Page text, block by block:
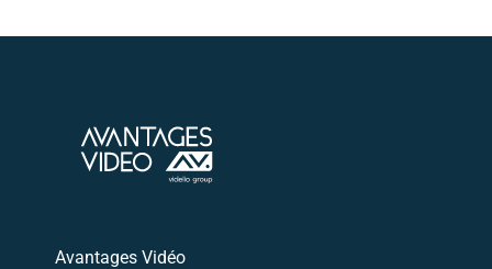
Avantages Vidéo